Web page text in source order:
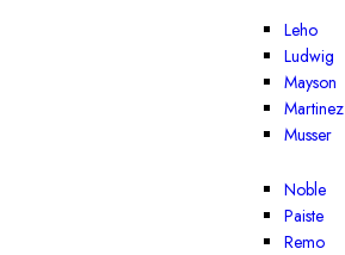
Leho
Ludwig
Mayson
Martinez
Musser
Noble
Paiste
Remo